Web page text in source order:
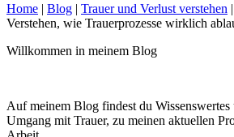
Home | Blog | Trauer und Verlust verstehen |
Verstehen, wie Trauerprozesse wirklich
Willkommen in meinem Blog
Auf meinem Blog findest du
Umgang mit Trauer, zu meinen aktuellen